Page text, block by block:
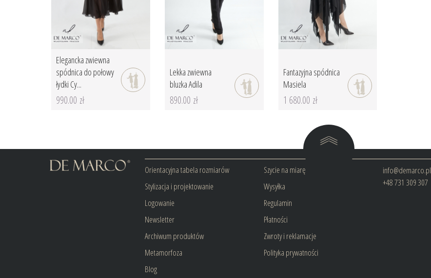
Elegancka zwiewna
spódnica do połowy
łydki Cy...
990.00 zł
Lekka zwiewna
bluzka Adila
890.00 zł
Fantazyjna spódnica
Masiela
1 680.00 zł
Orientacyjna tabela rozmiarów
Stylizacja i projektowanie
Logowanie
Newsletter
Archiwum produktów
Metamorfoza
Blog
Szycie na miarę
Wysyłka
Regulamin
Płatności
Zwroty i reklamacje
Polityka prywatności
info@demarco.pl
+48 731 309 307